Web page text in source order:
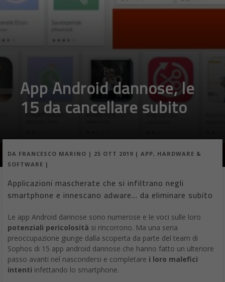
App Android dannose, le
15 da cancellare subito
DA FRANCESCO MARINO | 25 OTT 2019 | APP, HARDWARE &
SOFTWARE |
Applicazioni mascherate che si infiltrano negli
smartphone e innescano adware… da eliminare subito
Le app Android dannose sono numerose e le voci sulle loro
potenziali pericolosità si rincorrono. Ma una seria
preoccupazione giunge dalla scoperta da parte del team di
Sophos di 15 app android dannose che hanno fatto un ulteriore
passo avanti nel nascondersi e completare i loro malefici
intenti infettando lo smartphone.